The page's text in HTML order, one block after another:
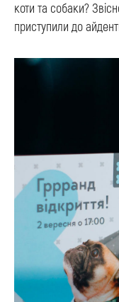
коти та собаки?
приступили до